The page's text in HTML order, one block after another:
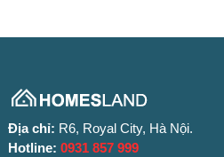
Địa chỉ: R6, Royal City, Hà Nội.
Hotline: 0931 857 999